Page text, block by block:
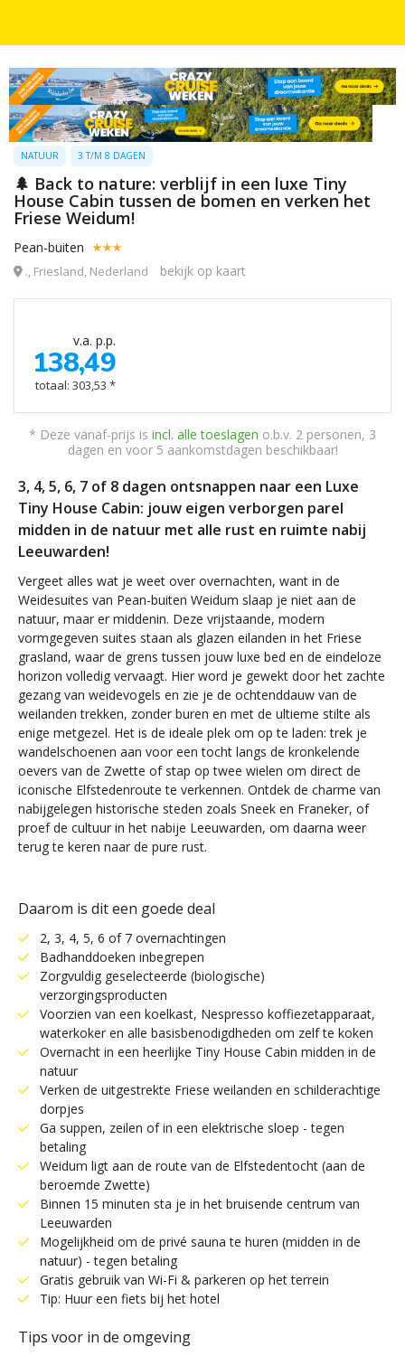
NATUUR 3 T/M 8 DAGEN
🌲 Back to nature: verblijf in een luxe Tiny
House Cabin tussen de bomen en verken het
Friese Weidum!
Pean-buiten
., Friesland, Nederland bekijk op kaart
v.a. p.p.
138,49
totaal: 303,53 *
* Deze vanaf-prijs is incl. alle toeslagen o.b.v. 2 personen, 3
dagen en voor 5 aankomstdagen beschikbaar!
3, 4, 5, 6, 7 of 8 dagen ontsnappen naar een Luxe
Tiny House Cabin: jouw eigen verborgen parel
midden in de natuur met alle rust en ruimte nabij
Leeuwarden!
Vergeet alles wat je weet over overnachten, want in de
Weidesuites van Pean-buiten Weidum slaap je niet aan de
natuur, maar er middenin. Deze vrijstaande, modern
vormgegeven suites staan als glazen eilanden in het Friese
grasland, waar de grens tussen jouw luxe bed en de eindeloze
horizon volledig vervaagt. Hier word je gewekt door het zachte
gezang van weidevogels en zie je de ochtenddauw van de
weilanden trekken, zonder buren en met de ultieme stilte als
enige metgezel. Het is de ideale plek om op te laden: trek je
wandelschoenen aan voor een tocht langs de kronkelende
oevers van de Zwette of stap op twee wielen om direct de
iconische Elfstedenroute te verkennen. Ontdek de charme van
nabijgelegen historische steden zoals Sneek en Franeker, of
proef de cultuur in het nabije Leeuwarden, om daarna weer
terug te keren naar de pure rust.
Daarom is dit een goede deal
2, 3, 4, 5, 6 of 7 overnachtingen
Badhanddoeken inbegrepen
Zorgvuldig geselecteerde (biologische)
verzorgingsproducten
Voorzien van een koelkast, Nespresso koffiezetapparaat,
waterkoker en alle basisbenodigdheden om zelf te koken
Overnacht in een heerlijke Tiny House Cabin midden in de
natuur
Verken de uitgestrekte Friese weilanden en schilderachtige
dorpjes
Ga suppen, zeilen of in een elektrische sloep - tegen
betaling
Weidum ligt aan de route van de Elfstedentocht (aan de
beroemde Zwette)
Binnen 15 minuten sta je in het bruisende centrum van
Leeuwarden
Mogelijkheid om de privé sauna te huren (midden in de
natuur) - tegen betaling
Gratis gebruik van Wi-Fi & parkeren op het terrein
Tip: Huur een fiets bij het hotel
Tips voor in de omgeving